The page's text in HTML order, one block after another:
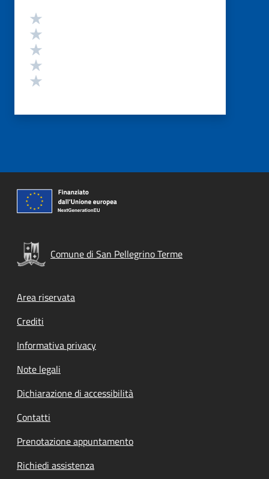
Valutazione
Comune di San Pellegrino Terme
Footer menu
Area riservata
Crediti
Informativa privacy
Note legali
Dichiarazione di accessibilità
Contatti
Prenotazione appuntamento
Richiedi assistenza